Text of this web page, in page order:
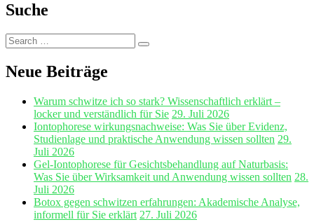
Suche
Search
for:
Search
Neue Beiträge
Warum schwitze ich so stark? Wissenschaftlich erklärt –
locker und verständlich für Sie 29. Juli 2026
Iontophorese wirkungsnachweise: Was Sie über Evidenz,
Studienlage und praktische Anwendung wissen sollten 29.
Juli 2026
Gel‑Iontophorese für Gesichtsbehandlung auf Naturbasis:
Was Sie über Wirksamkeit und Anwendung wissen sollten 28.
Juli 2026
Botox gegen schwitzen erfahrungen: Akademische Analyse,
informell für Sie erklärt 27. Juli 2026